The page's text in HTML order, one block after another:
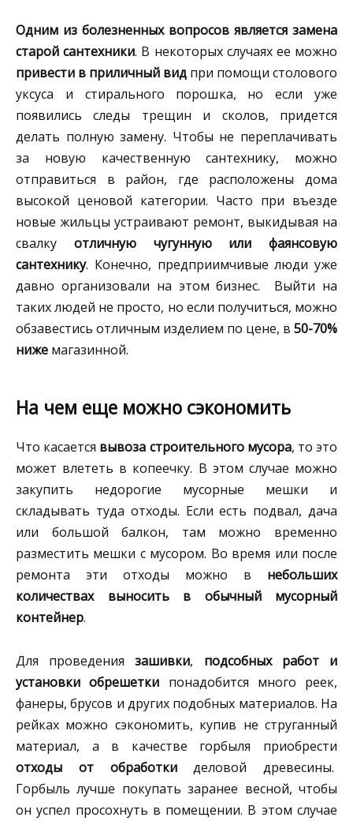
Одним из болезненных вопросов является замена
старой сантехники. В некоторых случаях ее можно
привести в приличный вид при помощи столового
уксуса и стирального порошка, но если уже
появились следы трещин и сколов, придется
делать полную замену. Чтобы не переплачивать
за новую качественную сантехнику, можно
отправиться в район, где расположены дома
высокой ценовой категории. Часто при въезде
новые жильцы устраивают ремонт, выкидывая на
свалку отличную чугунную или фаянсовую
сантехнику. Конечно, предприимчивые люди уже
давно организовали на этом бизнес. Выйти на
таких людей не просто, но если получиться, можно
обзавестись отличным изделием по цене, в 50-70%
ниже магазинной.
На чем еще можно сэкономить
Что касается вывоза строительного мусора, то это
может влететь в копеечку. В этом случае можно
закупить недорогие мусорные мешки и
складывать туда отходы. Если есть подвал, дача
или большой балкон, там можно временно
разместить мешки с мусором. Во время или после
ремонта эти отходы можно в небольших
количествах выносить в обычный мусорный
контейнер.
Для проведениязашивки, подсобных работ и
установки обрешетки понадобится много реек,
фанеры, брусов и других подобных материалов. На
рейках можно сэкономить, купив не струганный
материал, а в качестве горбыля приобрести
отходы от обработкиделовой древесины.
Горбыль лучше покупать заранее весной, чтобы
он успел просохнуть в помещении. В этом случае